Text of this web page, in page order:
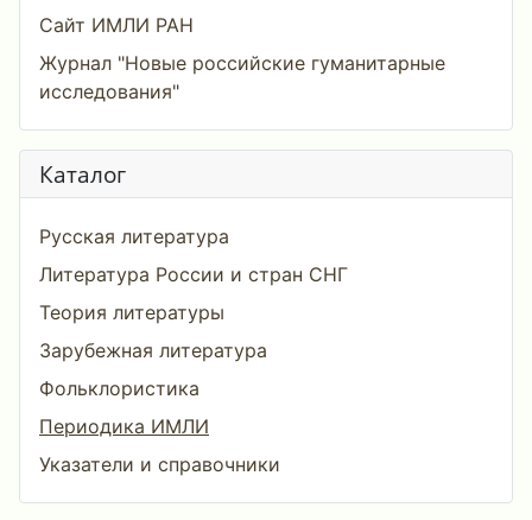
Сайт ИМЛИ РАН
Журнал "Новые российские гуманитарные
исследования"
Каталог
Русская литература
Литература России и стран СНГ
Теория литературы
Зарубежная литература
Фольклористика
Периодика ИМЛИ
Указатели и справочники